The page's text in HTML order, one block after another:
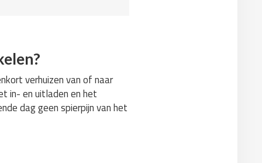
verhuizen van of naar
in- en uitladen en het
dag geen spierpijn van het